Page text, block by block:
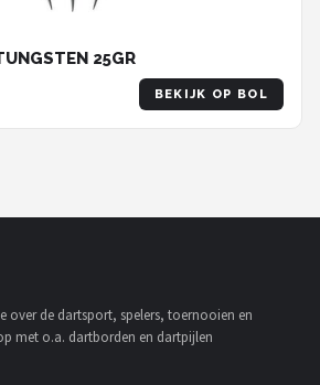
25GR
BEKIJK OP BOL
over de dartsport, spelers, toernooien en
met o.a. dartborden en dartpijlen